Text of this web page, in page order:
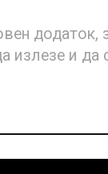
додаток,
излезе и да